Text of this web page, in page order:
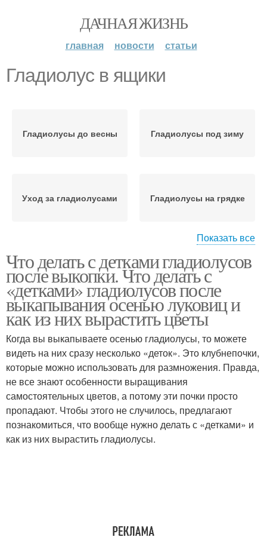
ДАЧНАЯ ЖИЗНЬ
главная новости статьи
Гладиолус в ящики
Гладиолусы до весны Гладиолусы под зиму
Уход за гладиолусами Гладиолусы на грядке
Гладиолусы на грядках Гладиолусы к зиме
Гладиолусы к хранению
Показать все
Что делать с детками гладиолусов
после выкопки. Что делать с
«детками» гладиолусов после
выкапывания осенью луковиц и
как из них вырастить цветы
Когда вы выкапываете осенью гладиолусы, то можете
видеть на них сразу несколько «деток». Это клубнепочки,
которые можно использовать для размножения. Правда,
не все знают особенности выращивания
самостоятельных цветов, а потому эти почки просто
пропадают. Чтобы этого не случилось, предлагают
познакомиться, что вообще нужно делать с «детками» и
как из них вырастить гладиолусы.